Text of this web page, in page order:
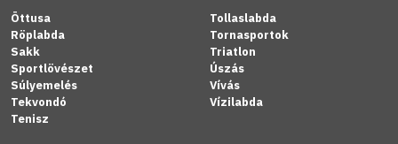
Öttusa
Röplabda
Sakk
Sportlövészet
Súlyemelés
Tekvondó
Tenisz
Tollaslabda
Tornasportok
Triatlon
Úszás
Vívás
Vízilabda